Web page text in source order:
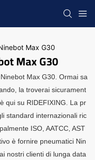
Max G30
Max G30
Max G30. Ormai sa
la troverai sicurament
qui su RIDEFIXING. La pr
standard internazionali ric
ISO, AATCC, AST
è fornire pneumatici Nin
nostri clienti di lunga data